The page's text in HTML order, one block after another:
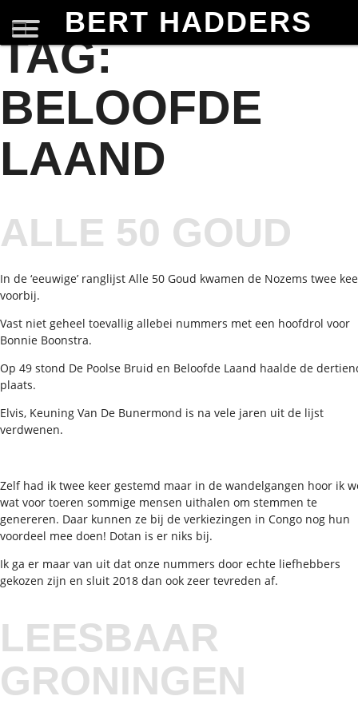
BERT HADDERS
TAG:
BELOOFDE
LAAND
ALLE 50 GOUD
In de ‘eeuwige’ ranglijst Alle 50 Goud kwamen de Nozems twee
voorbij.
Vast niet geheel toevallig allebei nummers met een hoofdrol voor
Bonnie Boonstra.
Op 49 stond De Poolse Bruid en Beloofde Laand haalde de
plaats.
Elvis, Keuning Van De Bunermond is na vele jaren uit de lijst
verdwenen.
Zelf had ik twee keer gestemd maar in de wandelgangen hoor ik
wat voor toeren sommige mensen uithalen om stemmen te
genereren. Daar kunnen ze bij de verkiezingen in Congo nog hun
voordeel mee doen! Dotan is er niks bij.
Ik ga er maar van uit dat onze nummers door echte liefhebbers
gekozen zijn en sluit 2018 dan ook zeer tevreden af.
LEESBAAR
GRONINGEN